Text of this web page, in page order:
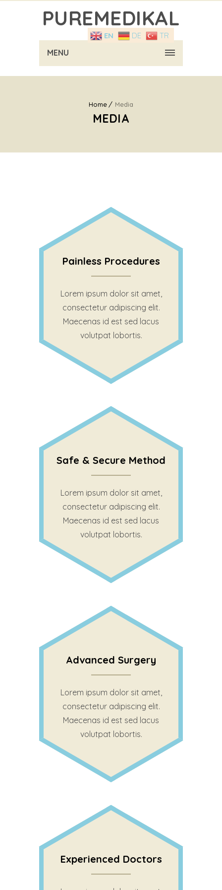
PUREMEDIKAL
MENU
Home Media
MEDIA
Painless Procedures
Lorem ipsum dolor sit amet,
consectetur adipiscing elit.
Maecenas id est sed lacus
volutpat lobortis.
Safe & Secure Method
Lorem ipsum dolor sit amet,
consectetur adipiscing elit.
Maecenas id est sed lacus
volutpat lobortis.
Advanced Surgery
Lorem ipsum dolor sit amet,
consectetur adipiscing elit.
Maecenas id est sed lacus
volutpat lobortis.
Experienced Doctors
EN DE TR